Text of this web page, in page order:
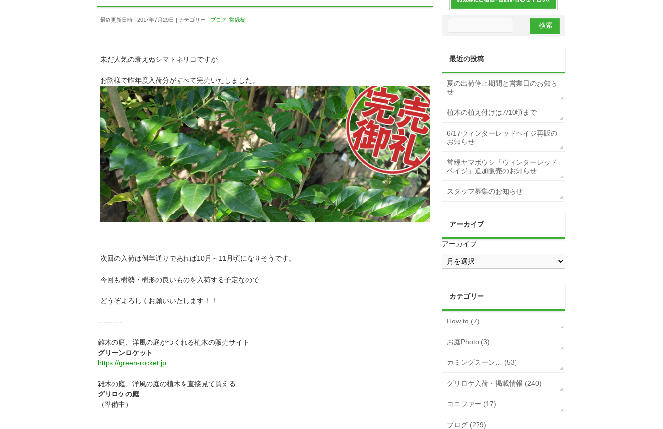
最終更新日時 : 2017年7月29日 カテゴリー : ブログ 常緑樹
未だ人気の衰えぬシマトネリコですが
お陰様で昨年度入荷分がすべて完売いたしました。
次回の入荷は例年通りであれば10月～11月頃になりそうです。
今回も樹勢・樹形の良いものを入荷する予定なので
どうぞよろしくお願いいたします！！
----------
雑木の庭、洋風の庭がつくれる植木の販売サイト
グリーンロケット
https://green-rocket.jp
雑木の庭、洋風の庭の植木を直接見て買える
グリロケの庭
（準備中）
最近の投稿
夏の出荷停止期間と営業日のお知ら
せ
植木の植え付けは7/10頃まで
6/17ウィンターレッドペイジ再販の
お知らせ
常緑ヤマボウシ「ウィンターレッド
ペイジ」追加販売のお知らせ
スタッフ募集のお知らせ
アーカイブ
アーカイブ
カテゴリー
How to (7)
お庭Photo (3)
カミングスーン… (53)
グリロケ入荷・掲載情報 (240)
コニファー (17)
ブログ (279)